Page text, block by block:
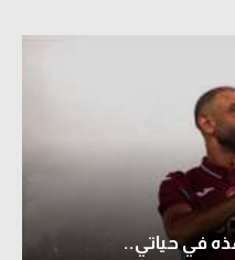
في حياتي..